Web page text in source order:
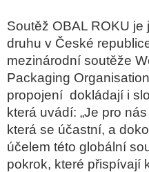
Soutěž OBAL ROKU
druhu v České
mezinárodní soutěže
Packaging
propojení dokládají i
která uvádí: „Je pro
která se účastní, a
účelem této globální
pokrok, které přispívají